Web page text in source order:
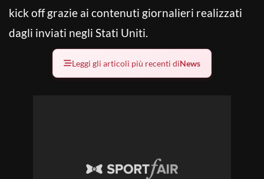
kick off grazie ai contenuti giornalieri realizzati
dagli inviati negli Stati Uniti.
Leggi gli articoli più recenti diNews